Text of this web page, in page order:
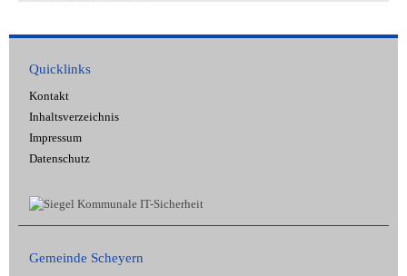
Quicklinks
Kontakt
Inhaltsverzeichnis
Impressum
Datenschutz
Gemeinde Scheyern